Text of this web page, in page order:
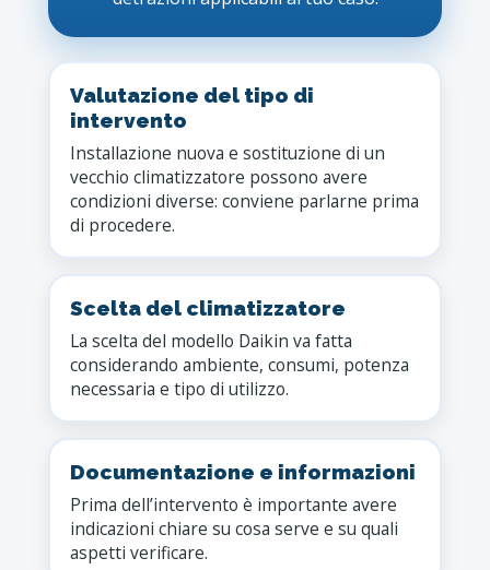
Valutazione del tipo di
intervento
Installazione nuova e sostituzione di un
vecchio climatizzatore possono avere
condizioni diverse: conviene parlarne prima
di procedere.
Scelta del climatizzatore
La scelta del modello Daikin va fatta
considerando ambiente, consumi, potenza
necessaria e tipo di utilizzo.
Documentazione e informazioni
Prima dell’intervento è importante avere
indicazioni chiare su cosa serve e su quali
aspetti verificare.